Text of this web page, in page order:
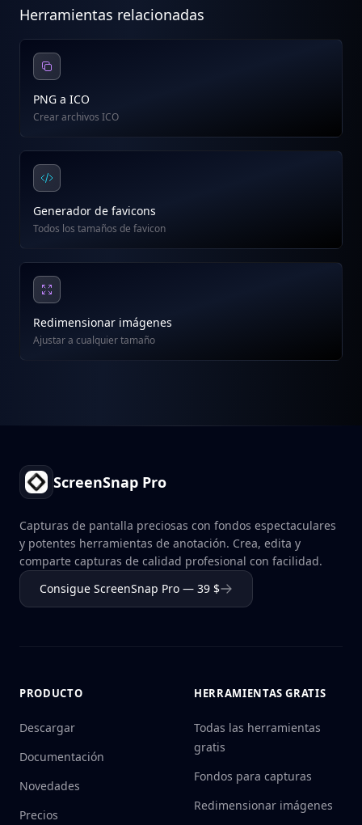
Herramientas relacionadas
PNG a ICO
Crear archivos ICO
Generador de favicons
Todos los tamaños de favicon
Redimensionar imágenes
Ajustar a cualquier tamaño
ScreenSnap Pro
Capturas de pantalla preciosas con fondos espectaculares
y potentes herramientas de anotación. Crea, edita y
comparte capturas de calidad profesional con facilidad.
Consigue ScreenSnap Pro — 39 $
PRODUCTO
Descargar
Documentación
Novedades
Precios
HERRAMIENTAS GRATIS
Todas las herramientas
gratis
Fondos para capturas
Redimensionar imágenes